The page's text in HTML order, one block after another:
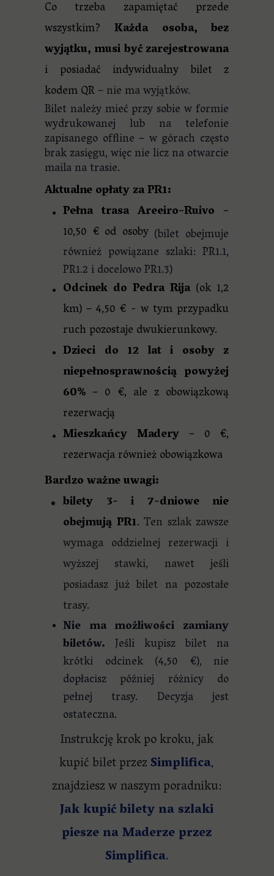
Co trzeba zapamiętać przede
wszystkim?Każda osoba, bez
wyjątku, musi być zarejestrowana
i posiadać indywidualny bilet z
kodem QR– nie ma wyjątków.
Bilet należy mieć przy sobie w formie
wydrukowanej lub na telefonie
zapisanego offline – w górach często
brak zasięgu, więc nie licz na otwarcie
maila na trasie.
Aktualne opłaty za PR1:
Pełna trasa Areeiro–Ruivo –
10,50 € od osoby (bilet obejmuje
również powiązane szlaki: PR1.1,
PR1.2 i docelowo PR1.3)
Odcinek do Pedra Rija (ok 1,2
km) – 4,50 € - w tym przypadku
ruch pozostaje dwukierunkowy.
Dzieci do 12 lat i osoby z
niepełnosprawnością powyżej
60% – 0 €, ale z obowiązkową
rezerwacją
Mieszkańcy Madery – 0 €,
rezerwacja również obowiązkowa
Bardzo ważne uwagi:
bilety 3- i 7-dniowe nie
obejmują PR1. Ten szlak zawsze
wymaga oddzielnej rezerwacji i
wyższej stawki, nawet jeśli
posiadasz już bilet na pozostałe
trasy.
Nie ma możliwości zamiany
biletów. Jeśli kupisz bilet na
krótki odcinek (4,50 €), nie
dopłacisz później różnicy do
pełnej trasy. Decyzja jest
ostateczna.
Instrukcję krok po kroku, jak
kupić bilet przezSimplifica,
znajdziesz w naszym poradniku:
Jak kupić bilety na szlaki
piesze na Maderze przez
Simplifica.